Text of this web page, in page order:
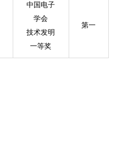
中国电子
学会
技术发明
一等奖
第一